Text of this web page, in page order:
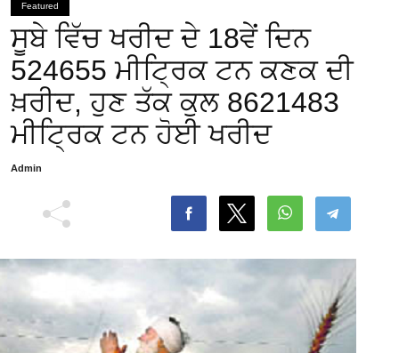
Featured
ਸੂਬੇ ਵਿੱਚ ਖਰੀਦ ਦੇ 18ਵੇਂ ਦਿਨ
524655 ਮੀਟ੍ਰਿਕ ਟਨ ਕਣਕ ਦੀ
ਖ਼ਰੀਦ, ਹੁਣ ਤੱਕ ਕੁਲ 8621483
ਮੀਟ੍ਰਿਕ ਟਨ ਹੋਈ ਖਰੀਦ
Admin